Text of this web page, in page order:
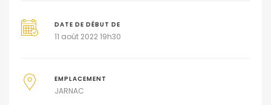
DATE DE DÉBUT DE
11 août 2022 19h30
EMPLACEMENT
JARNAC